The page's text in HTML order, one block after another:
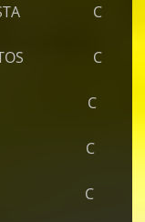
COSTA C
SANTOS C
TASSO C
C
ALVES C